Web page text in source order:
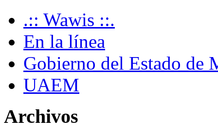
.:: Wawis ::.
En la línea
Gobierno del Estado de
UAEM
Archivos